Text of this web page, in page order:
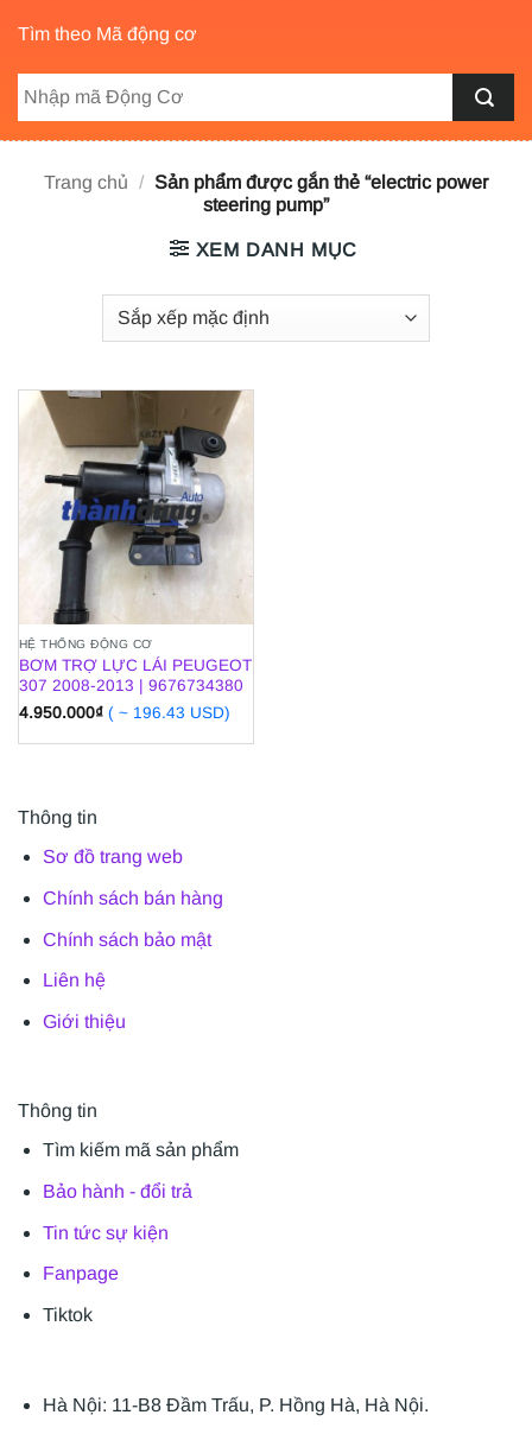
Tìm theo Mã động cơ
Trang chủ / Sản phẩm được gắn thẻ “electric power
steering pump”
XEM DANH MỤC
HỆ THỐNG ĐỘNG CƠ
BƠM TRỢ LỰC LÁI PEUGEOT
307 2008-2013 | 9676734380
4.950.000₫ ( ~ 196.43 USD)
Thông tin
Sơ đồ trang web
Chính sách bán hàng
Chính sách bảo mật
Liên hệ
Giới thiệu
Thông tin
Tìm kiếm mã sản phẩm
Bảo hành - đổi trả
Tin tức sự kiện
Fanpage
Tiktok
Hà Nội: 11-B8 Đầm Trấu, P. Hồng Hà, Hà Nội.